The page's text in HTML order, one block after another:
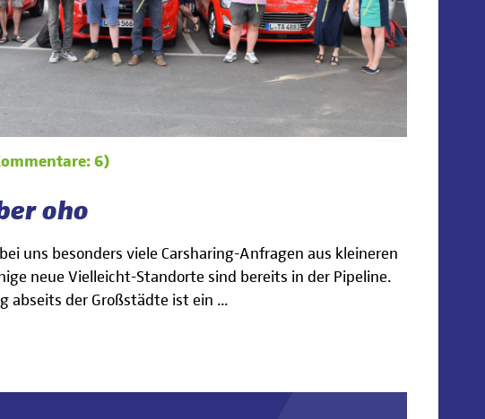
6)
oho
uns besonders viele Carsharing-Anfragen aus kleineren
neue Vielleicht-Standorte sind bereits in der Pipeline.
abseits der Großstädte ist ein ...